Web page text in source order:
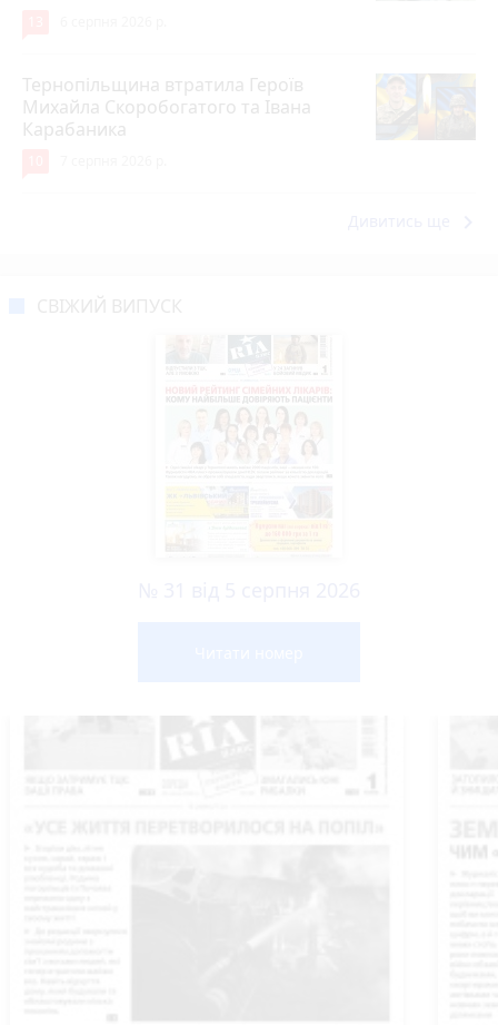
Тернопільщина втратила Героїв
Михайла Скоробогатого та Івана
Карабаника